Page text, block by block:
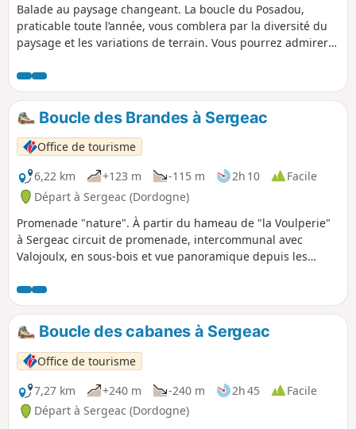
Balade au paysage changeant. La boucle du Posadou,
praticable toute l’année, vous comblera par la diversité du
paysage et les variations de terrain. Vous pourrez admirer
aux toits de pierres mais aussi l’érosion qu’a pu faire la mer
sur les falaises maintenant recouvertes d’une splendide
forêt.Boucle des Brandes à Sergeac
Office de tourisme
6,22 km
+123 m -115 m 2h 10
Facile
Départ à Sergeac (Dordogne)
Promenade "nature". À partir du hameau de "la Voulperie"
à Sergeac circuit de promenade, intercommunal avec
Valojoulx, en sous-bois et vue panoramique depuis les
Boucle des cabanes à Sergeac
Office de tourisme
7,27 km
+240 m -240 m 2h 45
Facile
Départ à Sergeac (Dordogne)